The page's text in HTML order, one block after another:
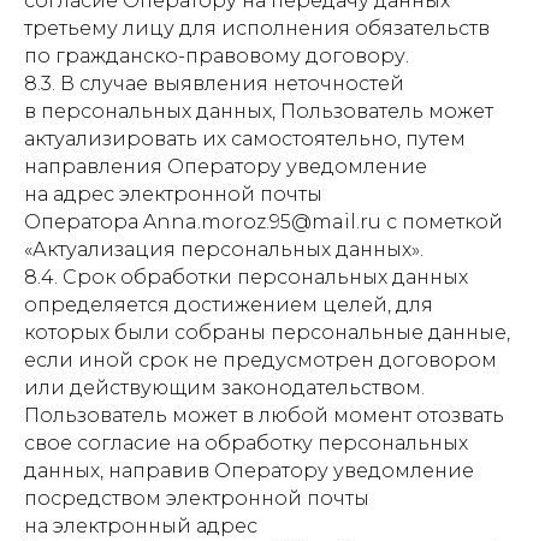
третьему лицу для исполнения обязательств
по гражданско-правовому договору.
8.3. В случае выявления неточностей
в персональных данных, Пользователь может
актуализировать их самостоятельно, путем
направления Оператору уведомление
на адрес электронной почты
Оператора Anna.moroz.95@mail.ru с пометкой
«Актуализация персональных данных».
8.4. Срок обработки персональных данных
определяется достижением целей, для
которых были собраны персональные данные,
если иной срок не предусмотрен договором
или действующим законодательством.
Пользователь может в любой момент отозвать
свое согласие на обработку персональных
данных, направив Оператору уведомление
посредством электронной почты
на электронный адрес